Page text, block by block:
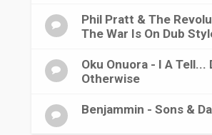
Phil Pratt & The
The War Is On Dub
Oku Onuora - I A Tell...
Otherwise
Benjammin - Sons &